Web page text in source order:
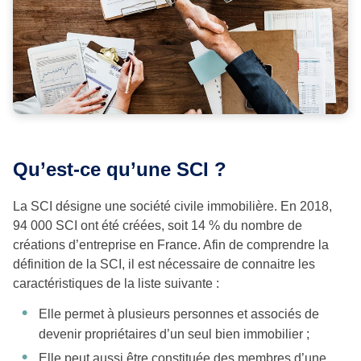
Qu’est-ce qu’une SCI ?
La SCI désigne une société civile immobilière. En 2018,
94 000 SCI ont été créées, soit 14 % du nombre de
créations d’entreprise en France. Afin de comprendre la
définition de la SCI, il est nécessaire de connaitre les
caractéristiques de la liste suivante :
Elle permet à plusieurs personnes et associés de
devenir propriétaires d’un seul bien immobilier ;